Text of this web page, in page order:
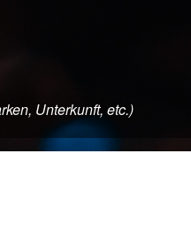
Unterkunft, etc.)